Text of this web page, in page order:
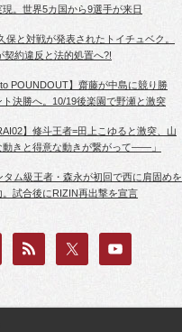
。世界5カ国から9選手が来日
保と対戦が発表されたトイチュベク。
契約違反と法的処置へ?!
POUNDOUT】齋藤が中島に競り勝
ト決勝へ。10/19後楽園で野瀬と激突
】修斗王者=田上こゆると激突、山
動きと得意な動きが繋がって――」
タム級王者・森永が初回で西に肩固めを
試合後にRIZIN再出撃を宣言